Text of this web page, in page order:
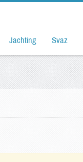
Jachting Svaz